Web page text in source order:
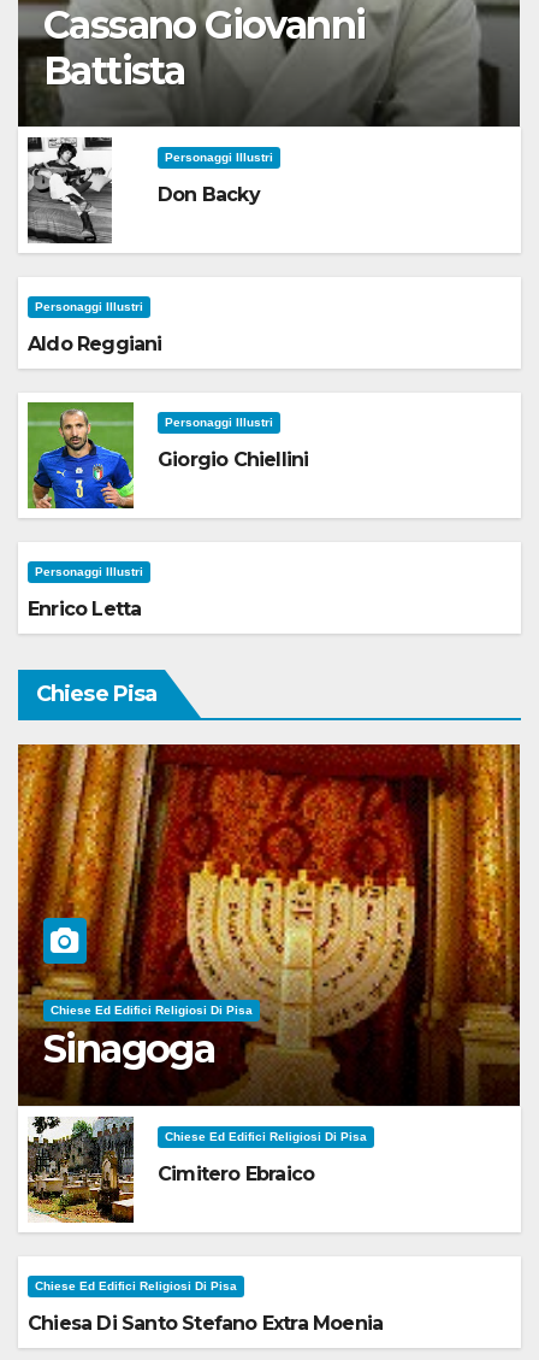
Cassano Giovanni
Battista
Personaggi Illustri
Don Backy
Personaggi Illustri
Aldo Reggiani
Personaggi Illustri
Giorgio Chiellini
Personaggi Illustri
Enrico Letta
Chiese Pisa
Chiese Ed Edifici Religiosi Di Pisa
Sinagoga
Chiese Ed Edifici Religiosi Di Pisa
Cimitero Ebraico
Chiese Ed Edifici Religiosi Di Pisa
Chiesa Di Santo Stefano Extra Moenia